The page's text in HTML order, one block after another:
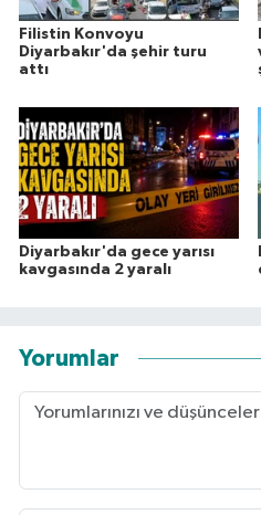
Filistin Konvoyu
Diyarbakır'da şehir turu
attı
Diyarbakır'da gece yarısı
kavgasında 2 yaralı
Yorumlar